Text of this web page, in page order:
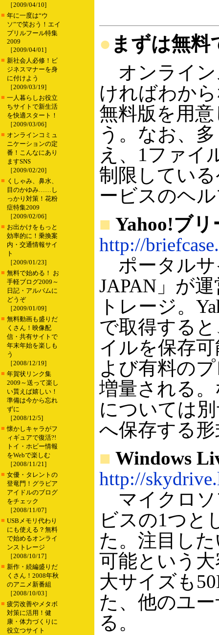
［2009/04/10]
■ 年に一度は“ウ
ソ”で笑おう！エイ
プリルフール特集
2009
［2009/04/01]
■ 新社会人必修！ビ
ジネスマナーを身
に付けよう
［2009/03/19]
■ 一人暮らしお役立
ちサイトで新生活
を快適スタート！
［2009/03/06]
■ オンラインコミュ
ニケーションの定
番！こんなにあり
ますSNS
［2009/02/20]
■ くしゃみ、鼻水、
目のかゆみ……し
っかり対策！花粉
症特集2009
［2009/02/06]
■ お出かけをもっと
効率的に！乗換案
内・交通情報サイ
ト
［2009/01/23]
■ 無料で始める！ お
手軽ブログ2009～
日記・アルバムに
どうぞ
［2009/01/09]
■ 無料動画も盛りだ
くさん！映像配
信・共有サイトで
年末年始を楽しも
う
［2008/12/19]
■ 年賀状リンク集
2009～送って楽し
い貰えば嬉しい！
準備は今から忘れ
ずに
［2008/12/5]
■ 懐かしキャラがフ
ィギュアで復活?!
トイ・ホビー情報
をWebで楽しむ
［2008/11/21]
■ 女優・タレントの
登竜門！グラビア
アイドルのブログ
をチェック
［2008/11/07]
■ USBメモリ代わり
にも使える？無料
で始めるオンライ
ンストレージ
［2008/10/17]
■ 新作・続編盛りだ
くさん！2008年秋
のアニメ新番組
［2008/10/03］
■ 疲労改善やメタボ
対策に活用！健
康・体力づくりに
役立つサイト
● まずは無料
オンライン
ければわか
無料版を用
う。なお、
え、1ファイ
制限してい
ービスのヘ
■ Yahoo!ブ
http://
ポータルサ
JAPAN」が
トレージ。
で取得する
イルを保存
よび有料の
増量される
については
へ保存する
■ Windows
http://
マイクロソ
ビスの1つと
た。注目し
可能という
大サイズも
た、他のユ
る。